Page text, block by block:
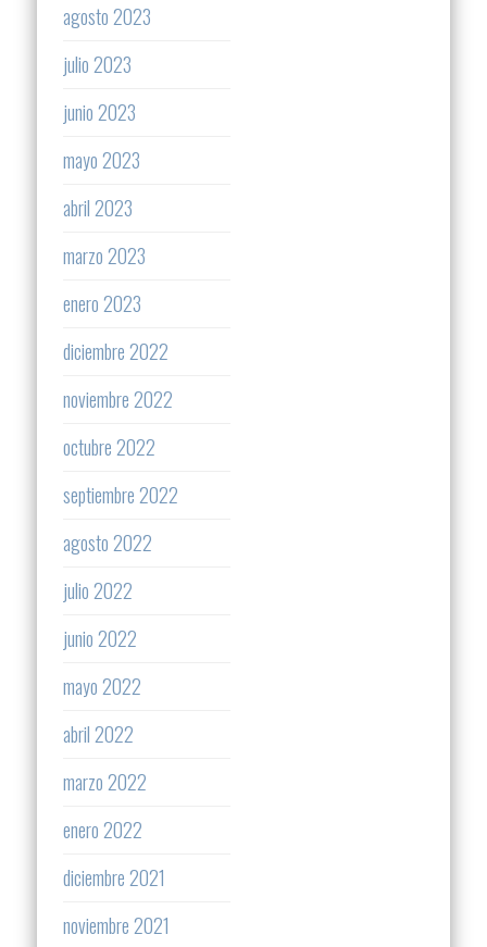
agosto 2023
julio 2023
junio 2023
mayo 2023
abril 2023
marzo 2023
enero 2023
diciembre 2022
noviembre 2022
octubre 2022
septiembre 2022
agosto 2022
julio 2022
junio 2022
mayo 2022
abril 2022
marzo 2022
enero 2022
diciembre 2021
noviembre 2021